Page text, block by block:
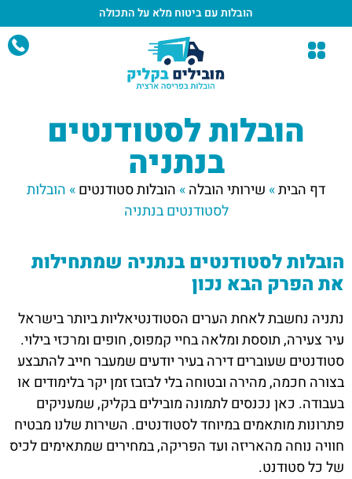
הובלות עם ביטוח מלא על התכולה
הובלות לסטודנטים
בנתניה
דף הבית» שירותי הובלה» הובלות סטודנטים» הובלות
לסטודנטים בנתניה
הובלות לסטודנטים בנתניה שמתחילות
את הפרק הבא נכון
נתניה נחשבת לאחת הערים הסטודנטיאליות ביותר בישראל
עיר צעירה, תוססת ומלאה בחיי קמפוס, חופים ומרכזי בילוי.
סטודנטים שעוברים דירה בעיר יודעים שמעבר חייב להתבצע
בצורה חכמה, מהירה ובטוחה בלי לבזבז זמן יקר בלימודים או
בעבודה. כאן נכנסים לתמונה מובילים בקליק, שמעניקים
פתרונות מותאמים במיוחד לסטודנטים. השירות שלנו מבטיח
חוויה נוחה מהאריזה ועד הפריקה, במחירים שמתאימים לכיס
של כל סטודנט.